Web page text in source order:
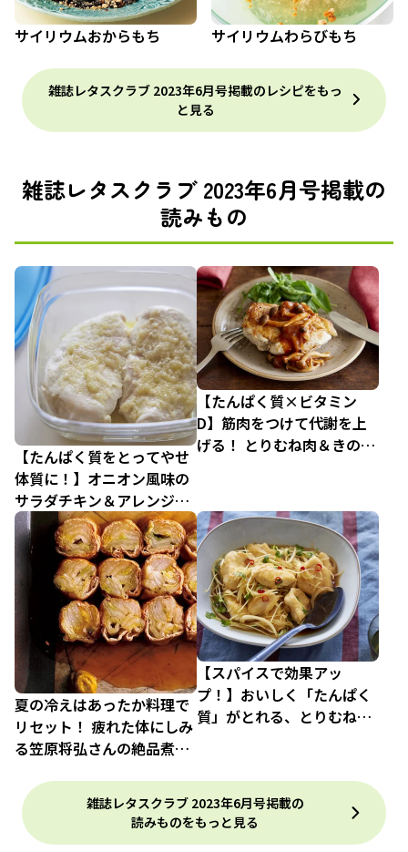
サイリウムおからもち サイリウムわらびもち
雑誌レタスクラブ 2023年6月号掲載のレシピをもっ
と見る
雑誌レタスクラブ 2023年6月号掲載の
読みもの
【たんぱく質をとってやせ
体質に！】オニオン風味の
サラダチキン＆アレンジレ
シピ4品
【たんぱく質×ビタミン
D】筋肉をつけて代謝を上
げる！ とりむね肉＆きのこ
夏の冷えはあったか料理で
リセット！ 疲れた体にしみ
る笠原将弘さんの絶品煮も
【スパイスで効果アッ
プ！】おいしく「たんぱく
質」がとれる、とりむね肉
雑誌レタスクラブ 2023年6月号掲載の
読みものをもっと見る